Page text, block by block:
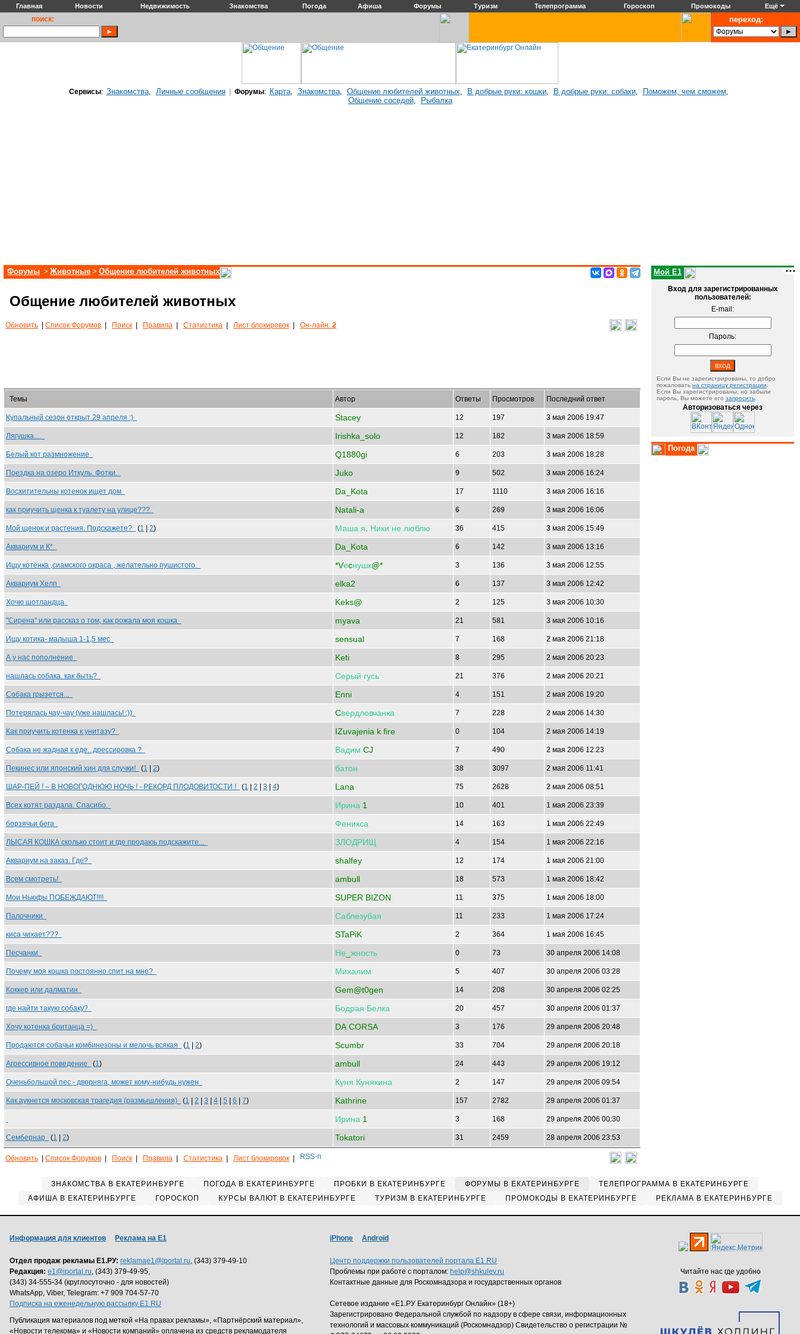
Главная Новости Недвижимость Знакомства Погода Афиша Форумы Туризм Телепрограмма Гороскоп Промокоды Ещё
поиск: переход:
Сервисы: Знакомства, Личные сообщения| Форумы: Карта, Знакомства, Общение любителей животных, В добрые руки: кошки, В добрые руки: собаки, Поможем, чем сможем,
Общение соседей, Рыбалка
Форумы > Животные > Общение любителей животных
Общение любителей животных
Обновить Список Форумов Поиск Правила Статистика Лист блокировок Он-лайн: 2
Темы Автор Ответы Просмотров Последний ответ
Купальный сезон открыт 29 апреля :) Stacey 12 197 3 мая 2006 19:47
Лягушка.... Irishka_solo 12 182 3 мая 2006 18:59
Белый кот размножение Q1880gi 6 203 3 мая 2006 18:28
Поездка на озеро Иткуль. Фотки. Juko 9 502 3 мая 2006 16:24
Восхитительны котенок ищет дом Da_Kota 17 1110 3 мая 2006 16:16
как приучить щенка к туалету на улице??? Natali-a 6 269 3 мая 2006 16:06
Мой щенок и растения. Подскажете? (1 2) Маша я Ники не люблю 36 415 3 мая 2006 15:49
Аквариум и К* Da_Kota 6 142 3 мая 2006 13:16
Ищу котёнка ,сиамского окраса , желательно пушистого. *Vеcнушк@* 3 136 3 мая 2006 12:55
Аквариум Хелп elka2 6 137 3 мая 2006 12:42
Хочю шотландца Keks@ 2 125 3 мая 2006 10:30
"Сирена" или рассказ о том, как рожала моя кошка myava 21 581 3 мая 2006 10:16
Ищу котика- малыша 1-1,5 мес sensual 7 168 2 мая 2006 21:18
А у нас пополнение Keti 8 295 2 мая 2006 20:23
нашлась собака. как быть? Серый гусь 21 376 2 мая 2006 20:21
Собака грызется... Enni 4 151 2 мая 2006 19:20
Потерялась чау-чау (уже нашлась! :)) Cвердловчанка 7 228 2 мая 2006 14:30
Как приучить котенка к унитазу? IZuvajenia k fire 0 104 2 мая 2006 14:19
Собака не жадная к еде.. дрессировка ? Вадим CJ 7 490 2 мая 2006 12:23
Пекинес или японский хин для случки! (1 2) батон 38 3097 2 мая 2006 11:41
ШАР-ПЕЙ ! – В НОВОГОДНЮЮ НОЧЬ ! - РЕКОРД ПЛОДОВИТОСТИ ! (1 2 3 4) Lana 75 2628 2 мая 2006 08:51
Всех котят раздала. Спасибо. Ирина 1 10 401 1 мая 2006 23:39
борзячьи бега Феникса 14 163 1 мая 2006 22:49
ЛЫСАЯ КОШКА сколько стоит и где продаюь подскажите... ЗЛОДРИЩ 4 154 1 мая 2006 22:16
Аквариум на заказ. Где? shalfey 12 174 1 мая 2006 21:00
Всем смотреть! ambull 18 573 1 мая 2006 18:42
Мои Ньюфы ПОБЕЖДАЮТ!!!! SUPER BIZON 11 375 1 мая 2006 18:00
Палочники Саблезубая 11 233 1 мая 2006 17:24
киса чихает??? STaPiK 2 364 1 мая 2006 16:45
Песчанки Не жность 0 73 30 апреля 2006 14:08
Почему моя кошка постоянно спит на мне? Михалим 5 407 30 апреля 2006 03:28
Коккер или далматин Gem@t0gen 14 208 30 апреля 2006 02:25
где найти такую собаку? Бодрая Белка 20 457 30 апреля 2006 01:37
Хочу котенка британца =) DA CORSA 3 176 29 апреля 2006 20:48
Продаются собачьи комбинезоны и мелочь всякая (1 2) Scumbr 33 704 29 апреля 2006 20:18
Агрессивное поведение (1) ambull 24 443 29 апреля 2006 19:12
Оченьбольшой пес - дворняга, может кому-нибудь нужен Куня Кунякина 2 147 29 апреля 2006 09:54
Как аукнется московская трагедия (размышления) (1 2 3 4 5 6 7) Kathrine 157 2782 29 апреля 2006 01:37
Ирина 1 3 168 29 апреля 2006 00:30
Сембернар (1 2) Tokatori 31 2459 28 апреля 2006 23:53
Обновить Список Форумов Поиск Правила Статистика Лист блокировок
Мой E1
Вход для зарегистрированных
пользователей:
E-mail:
Пароль:
Если Вы не зарегистрированы, то добро
пожаловать на страницу регистрации
Если Вы зарегистрированы, но забыли
пароль, Вы можете его запросить
Авторизоваться через
Погода
ЗНАКОМСТВА В ЕКАТЕРИНБУРГЕ ПОГОДА В ЕКАТЕРИНБУРГЕ ПРОБКИ В ЕКАТЕРИНБУРГЕ ФОРУМЫ В ЕКАТЕРИНБУРГЕ
ТЕЛЕПРОГРАММА В ЕКАТЕРИНБУРГЕ
АФИША В ЕКАТЕРИНБУРГЕ
ГОРОСКОП КУРСЫ ВАЛЮТ В ЕКАТЕРИНБУРГЕ ТУРИЗМ В ЕКАТЕРИНБУРГЕ ПРОМОКОДЫ В ЕКАТЕРИНБУРГЕ РЕКЛАМА В ЕКАТЕРИНБУРГЕ
Читайте нас где удобно
Информация для клиентов Реклама на Е1
Отдел продаж рекламы Е1.РУ: reklamae1@iportal.ru, (343) 379-49-10
Редакция: e1@iportal.ru, (343) 379-49-95,
(343) 34-555-34 (круглосуточно - для новостей)
WhatsApp, Viber, Telegram: +7 909 704-57-70
Подписка на еженедельную рассылку E1.RU
Публикация материалов под меткой «На правах рекламы», «Партнёрский материал»,
«Новости телекома» и «Новости компаний» оплачена из средств рекламодателя
iPhone Android
Центр поддержки пользователей портала E1.RU
Проблемы при работе с порталом: help@shkulev.ru
Контактные данные для Роскомнадзора и государственных органов
Сетевое издание «Е1.РУ Екатеринбург Онлайн» (18+)
Зарегистрировано Федеральной службой по надзору в сфере связи, информационных
технологий и массовых коммуникаций (Роскомнадзор) Свидетельство о регистрации №